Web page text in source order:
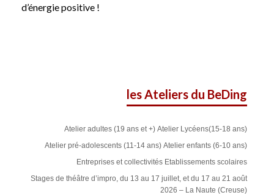
d’énergie positive !
les Ateliers du BeDing
Atelier adultes (19 ans et +) Atelier Lycéens(15-18 ans)
Atelier pré-adolescents (11-14 ans) Atelier enfants (6-10 ans)
Entreprises et collectivités Etablissements scolaires
Stages de théâtre d’impro, du 13 au 17 juillet, et du 17 au 21 août
2026 – La Naute (Creuse)